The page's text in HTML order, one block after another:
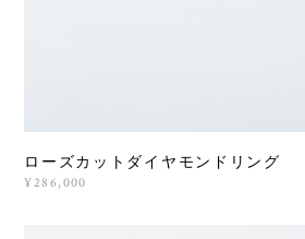
ローズカットダイヤモンドリング
¥286,000